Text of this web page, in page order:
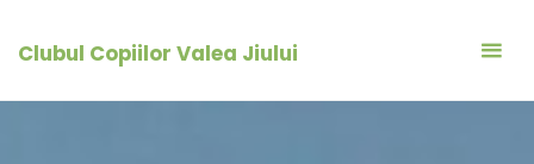
Clubul Copiilor Valea Jiului